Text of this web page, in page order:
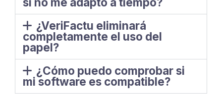
¿VeriFactu eliminará
completamente el uso del
papel?
¿Cómo puedo comprobar si
mi software es compatible?